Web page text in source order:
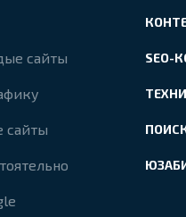
сайты
сайты
SEO-